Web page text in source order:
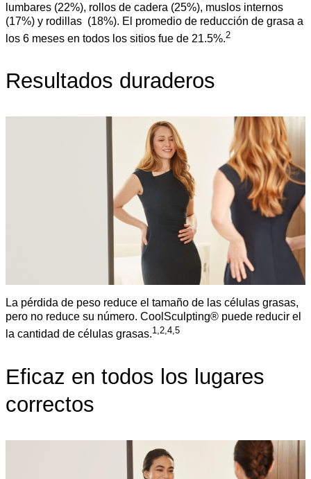
lumbares (22%), rollos de cadera (25%), muslos internos
(17%) y rodillas (18%). El promedio de reducción de grasa a
los 6 meses en todos los sitios fue de 21.5%.2
Resultados duraderos
La pérdida de peso reduce el tamaño de las células grasas,
pero no reduce su número. CoolSculpting® puede reducir el
la cantidad de células grasas.1,2,4,5
Eficaz en todos los lugares
correctos